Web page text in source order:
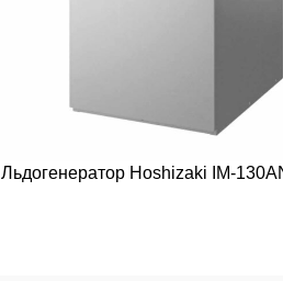
Льдогенератор Hoshizaki IM-